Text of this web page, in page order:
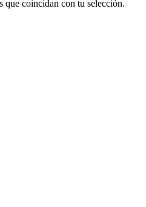
que coincidan con tu selección.